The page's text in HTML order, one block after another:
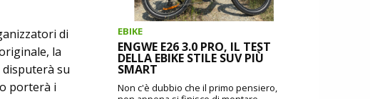
di
la
disputerà su
porterà i
EBIKE
ENGWE E26 3.0 PRO, IL TEST
DELLA EBIKE STILE SUV PIÙ
SMART
Non c'è dubbio che il primo pensiero,